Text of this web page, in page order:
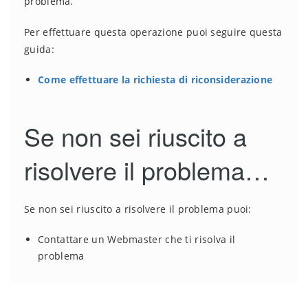
Per effettuare questa operazione puoi seguire questa
guida:
Come effettuare la richiesta di riconsiderazione
Se non sei riuscito a
risolvere il problema…
Se non sei riuscito a risolvere il problema puoi:
Contattare un Webmaster che ti risolva il
problema